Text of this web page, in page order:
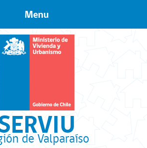
de Valparaíso
Menu